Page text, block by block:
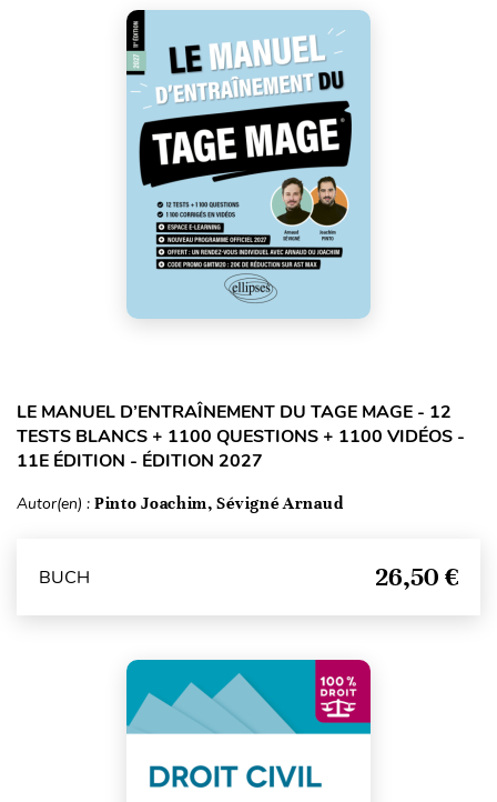
LE MANUEL D’ENTRAÎNEMENT DU TAGE MAGE - 12
TESTS BLANCS + 1100 QUESTIONS + 1100 VIDÉOS -
11E ÉDITION - ÉDITION 2027
Autor(en) : Pinto Joachim, Sévigné Arnaud
BUCH 26,50 €